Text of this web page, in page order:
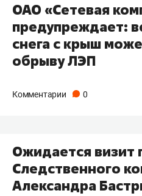
ОАО «Сетевая
предупреждает:
снега с крыш
обрыву ЛЭП
Комментарии 0
Ожидается визит
Следственного
Александра